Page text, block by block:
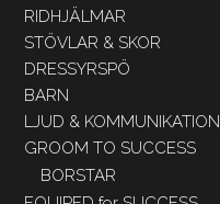
RIDHJÄLMAR
STÖVLAR & SKOR
DRESSYRSPÖ
BARN
LJUD & KOMMUNIKATION
GROOM TO SUCCESS
BORSTAR